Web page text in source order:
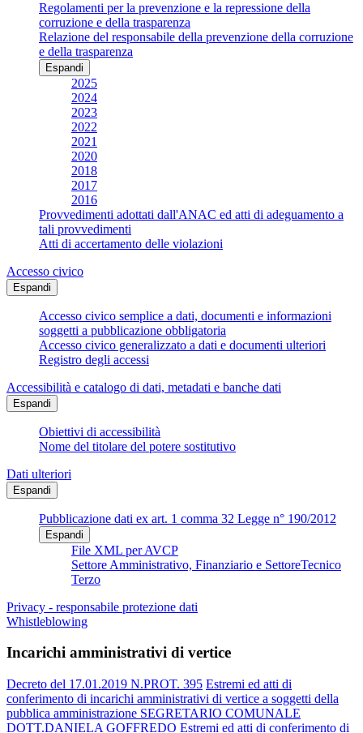
Regolamenti per la prevenzione e la repressione della
corruzione e della trasparenza
Relazione del responsabile della prevenzione della corruzione
e della trasparenza
Espandi
2025
2024
2023
2022
2021
2020
2018
2017
2016
Provvedimenti adottati dall'ANAC ed atti di adeguamento a
tali provvedimenti
Atti di accertamento delle violazioni
Accesso civico
Espandi
Accesso civico semplice a dati, documenti e informazioni
soggetti a pubblicazione obbligatoria
Accesso civico generalizzato a dati e documenti ulteriori
Registro degli accessi
Accessibilità e catalogo di dati, metadati e banche dati
Espandi
Obiettivi di accessibilità
Nome del titolare del potere sostitutivo
Dati ulteriori
Espandi
Pubblicazione dati ex art. 1 comma 32 Legge n° 190/2012
Espandi
File XML per AVCP
Settore Amministrativo, Finanziario e SettoreTecnico
Terzo
Privacy - responsabile protezione dati
Whistleblowing
Incarichi amministrativi di vertice
Decreto del 17.01.2019 N.PROT. 395 Estremi ed atti di
conferimento di incarichi amministrativi di vertice a soggetti della
pubblica amministrazione SEGRETARIO COMUNALE
DOTT.DANIELA GOFFREDO Estremi ed atti di conferimento di